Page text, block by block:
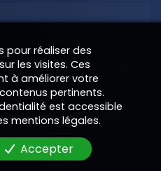
pour réaliser des
les visites. Ces
à améliorer votre
pertinents.
est accessible
mentions légales.
Accepter